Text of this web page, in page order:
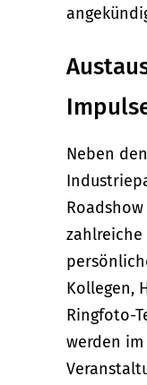
Neben
zahlreiche
Kollegen,
Ringfoto-
werden